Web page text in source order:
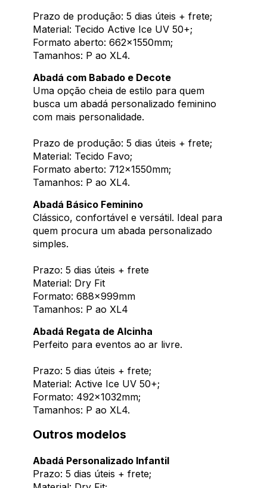
Prazo de produção: 5 dias úteis + frete;
Material: Tecido Active Ice UV 50+;
Formato aberto: 662x1550mm;
Tamanhos: P ao XL4.
Abadá com Babado e Decote
Uma opção cheia de estilo para quem
busca um abadá personalizado feminino
com mais personalidade.
Prazo de produção: 5 dias úteis + frete;
Material: Tecido Favo;
Formato aberto: 712x1550mm;
Tamanhos: P ao XL4.
Abadá Básico Feminino
Clássico, confortável e versátil. Ideal para
quem procura um abada personalizado
simples.
Prazo: 5 dias úteis + frete
Material: Dry Fit
Formato: 688x999mm
Tamanhos: P ao XL4
Abadá Regata de Alcinha
Perfeito para eventos ao ar livre.
Prazo: 5 dias úteis + frete;
Material: Active Ice UV 50+;
Formato: 492x1032mm;
Tamanhos: P ao XL4.
Outros modelos
Abadá Personalizado Infantil
Prazo: 5 dias úteis + frete;